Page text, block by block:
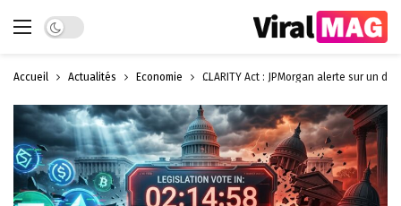
Dark mode
Accueil Actualités Économie CLARITY Act : JPMorgan alerte sur un